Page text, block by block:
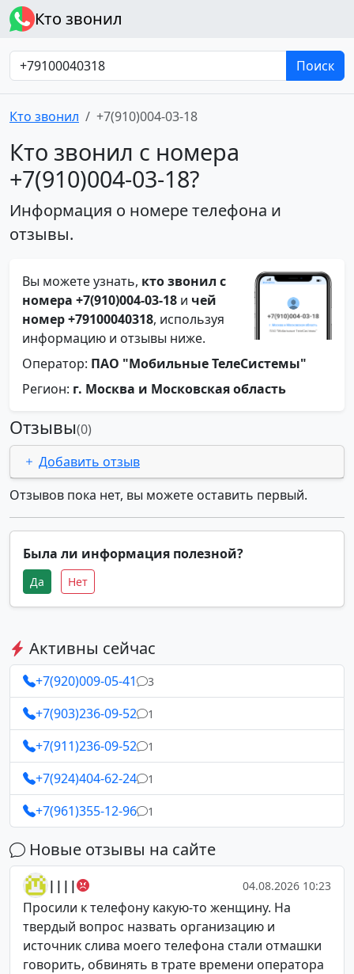
Кто звонил
Поиск
Кто звонил +7(910)004-03-18
Кто звонил с номера
+7(910)004-03-18?
Информация о номере телефона и
отзывы.
Вы можете узнать, кто звонил с
номера +7(910)004-03-18 и чей
номер +79100040318, используя
информацию и отзывы ниже.
Оператор: ПАО "Мобильные ТелеСистемы"
Регион: г. Москва и Московская область
Отзывы(0)
Добавить отзыв
Отзывов пока нет, вы можете оставить первый.
Была ли информация полезной?
Да Нет
Активны сейчас
+7(920)009-05-41 3
+7(903)236-09-52 1
+7(911)236-09-52 1
+7(924)404-62-24 1
+7(961)355-12-96 1
Новые отзывы на сайте
|||| 04.08.2026 10:23
Просили к телефону какую-то женщину. На
твердый вопрос назвать организацию и
источник слива моего телефона стали отмашки
говорить, обвинять в трате времени оператора